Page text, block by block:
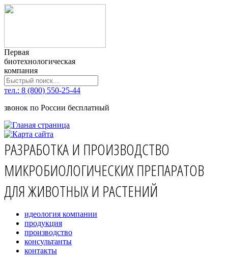
Первая
биотехнологическая
компания
тел.: 8 (800) 550-25-44
звонок по России бесплатный
РАЗРАБОТКА И ПРОИЗВОДСТВО
МИКРОБИОЛОГИЧЕСКИХ ПРЕПАРАТОВ
ДЛЯ ЖИВОТНЫХ И РАСТЕНИЙ
идеология компании
продукция
производство
консультанты
контакты